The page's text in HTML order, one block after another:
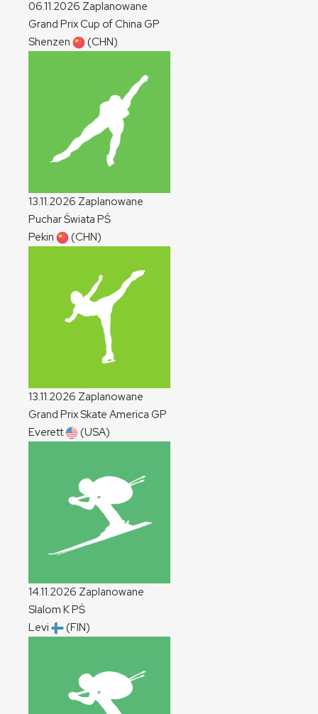
06.11.2026 Zaplanowane
Grand Prix Cup of China GP
Shenzen
(CHN)
13.11.2026 Zaplanowane
Puchar Świata PŚ
Pekin
(CHN)
13.11.2026 Zaplanowane
Grand Prix Skate America GP
Everett
(USA)
14.11.2026 Zaplanowane
Slalom KPŚ
Levi
(FIN)